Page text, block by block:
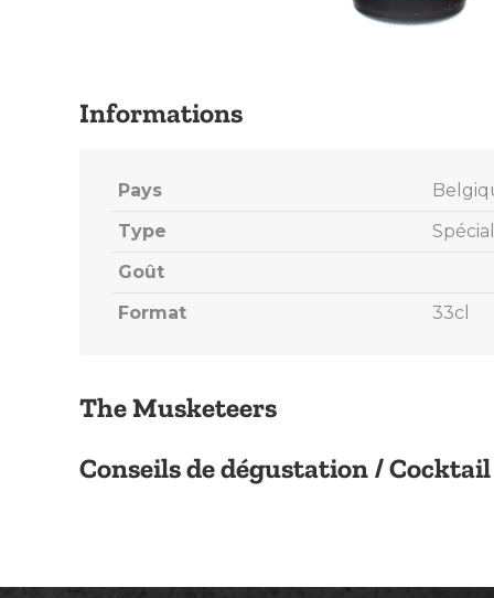
The Musketeers
Conseils de dégustation / Cocktail
Pays
Type
Goût
Format
33cl